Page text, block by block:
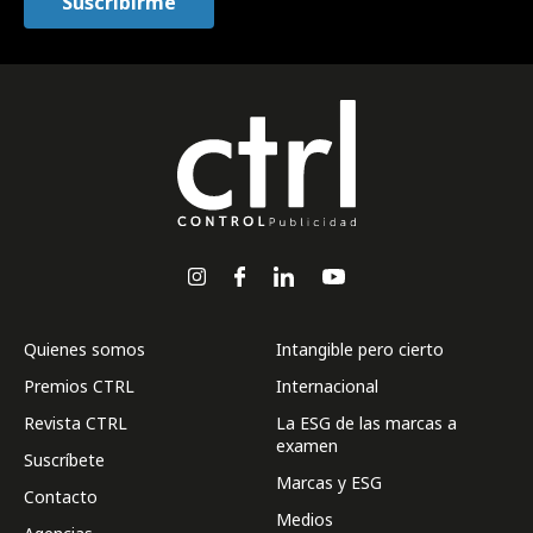
Quienes somos
Premios CTRL
Revista CTRL
Suscríbete
Contacto
Intangible pero cierto
Internacional
La ESG de las marcas a
examen
Marcas y ESG
Medios